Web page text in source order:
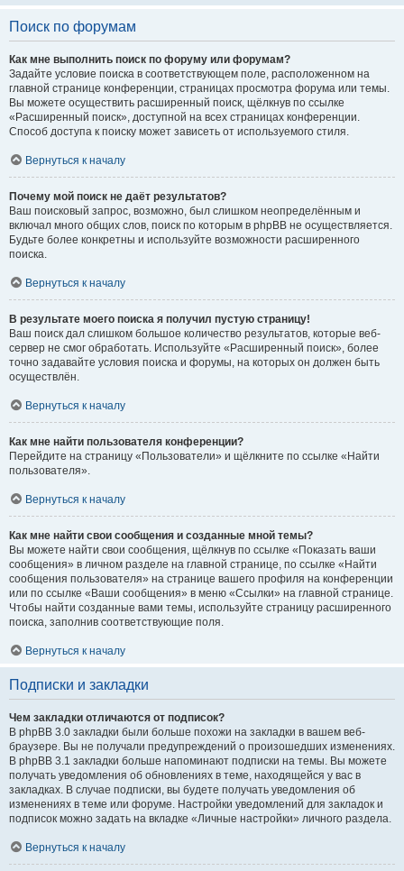
Поиск по форумам
Как мне выполнить поиск по форуму или форумам?
Задайте условие поиска в соответствующем поле, расположенном на
главной странице конференции, страницах просмотра форума или темы.
Вы можете осуществить расширенный поиск, щёлкнув по ссылке
«Расширенный поиск», доступной на всех страницах конференции.
Способ доступа к поиску может зависеть от используемого стиля.
Вернуться к началу
Почему мой поиск не даёт результатов?
Ваш поисковый запрос, возможно, был слишком неопределённым и
включал много общих слов, поиск по которым в phpBB не осуществляется.
Будьте более конкретны и используйте возможности расширенного
поиска.
Вернуться к началу
В результате моего поиска я получил пустую страницу!
Ваш поиск дал слишком большое количество результатов, которые веб-
сервер не смог обработать. Используйте «Расширенный поиск», более
точно задавайте условия поиска и форумы, на которых он должен быть
осуществлён.
Вернуться к началу
Как мне найти пользователя конференции?
Перейдите на страницу «Пользователи» и щёлкните по ссылке «Найти
пользователя».
Вернуться к началу
Как мне найти свои сообщения и созданные мной темы?
Вы можете найти свои сообщения, щёлкнув по ссылке «Показать ваши
сообщения» в личном разделе на главной странице, по ссылке «Найти
сообщения пользователя» на странице вашего профиля на конференции
или по ссылке «Ваши сообщения» в меню «Ссылки» на главной странице.
Чтобы найти созданные вами темы, используйте страницу расширенного
поиска, заполнив соответствующие поля.
Вернуться к началу
Подписки и закладки
Чем закладки отличаются от подписок?
В phpBB 3.0 закладки были больше похожи на закладки в вашем веб-
браузере. Вы не получали предупреждений о произошедших изменениях.
В phpBB 3.1 закладки больше напоминают подписки на темы. Вы можете
получать уведомления об обновлениях в теме, находящейся у вас в
закладках. В случае подписки, вы будете получать уведомления об
изменениях в теме или форуме. Настройки уведомлений для закладок и
подписок можно задать на вкладке «Личные настройки» личного раздела.
Вернуться к началу